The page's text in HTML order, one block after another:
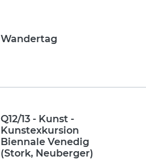
Wandertag
Q12/13 - Kunst -
Kunstexkursion
Biennale Venedig
(Stork, Neuberger)